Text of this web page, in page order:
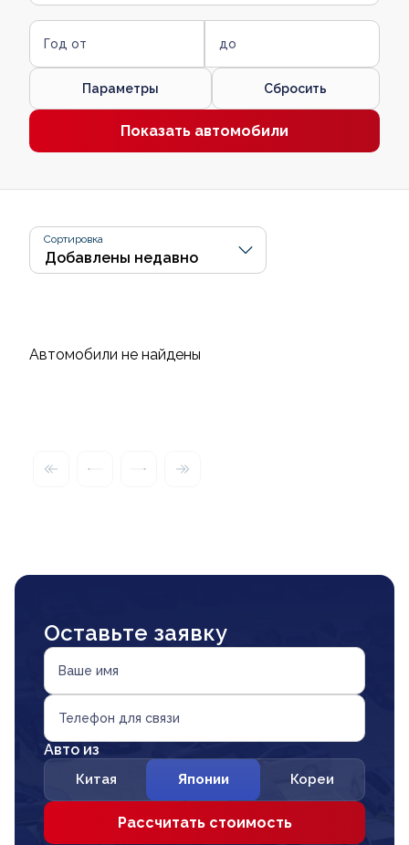
Год от до
Параметры Сбросить
Показать автомобили
Сортировка
Автомобили не найдены
Оставьте заявку
Ваше имя
Телефон для связи
Авто из
Китая Японии Кореи
Рассчитать стоимость